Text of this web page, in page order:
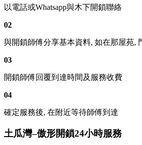
以電話或Whatsapp與木下開鎖聯絡
02
與開鎖師傅分享基本資料, 如在那屋苑,
03
開鎖師傅回覆到達時間及服務收費
04
確定服務後, 在附近等待師傅到達
土瓜灣–傲形開鎖24小時服務